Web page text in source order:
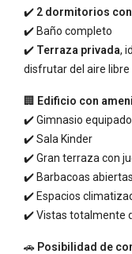
✔️ 2 dormitorios
✔️ Baño completo
✔️ Terraza privada,
disfrutar del aire libre
🏢 Edificio con
✔️ Gimnasio equipado
✔️ Sala Kinder
✔️ Gran terraza con
✔️ Barbacoas
✔️ Espacios
✔️ Vistas totalmente
🚗 Posibilidad de